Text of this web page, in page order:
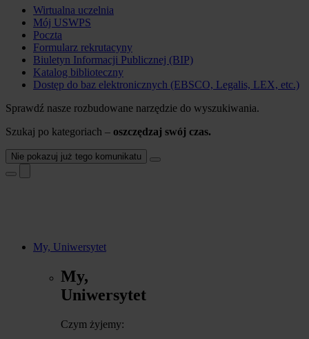
Wirtualna uczelnia
Mój USWPS
Poczta
Formularz rekrutacyny
Biuletyn Informacji Publicznej (BIP)
Katalog biblioteczny
Dostęp do baz elektronicznych (EBSCO, Legalis, LEX, etc.)
Sprawdź nasze rozbudowane narzędzie do wyszukiwania.
Szukaj po kategoriach – oszczędzaj swój czas.
Nie pokazuj już tego komunikatu
My, Uniwersytet
My,
Uniwersytet
Czym żyjemy: